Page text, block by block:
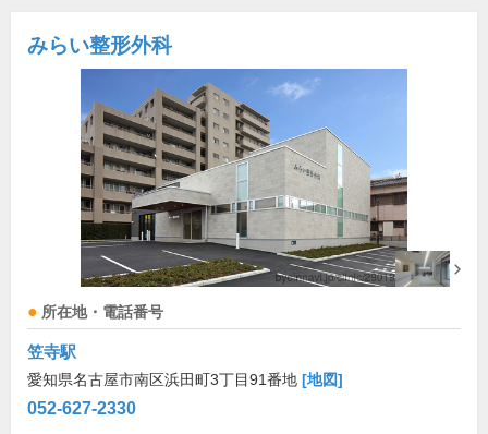
みらい整形外科
所在地・電話番号
笠寺駅
愛知県名古屋市南区浜田町3丁目91番地 [地図]
052-627-2330